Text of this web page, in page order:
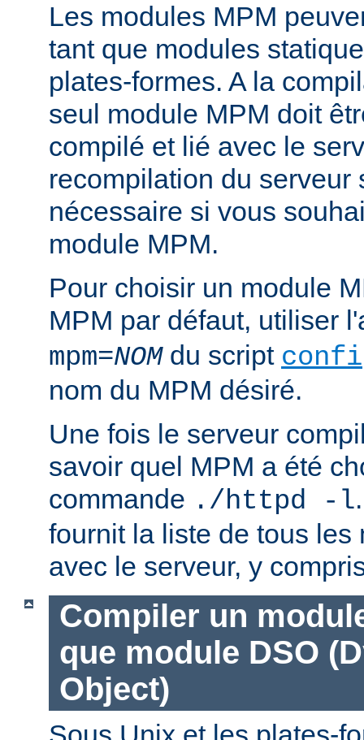
Les modules MPM
tant que modules
plates-formes. A la
seul module MPM doit
compilé et lié avec le
recompilation du serveur
nécessaire si vous
module MPM.
Pour choisir un module
MPM par défaut, utiliser
mpm=NOMdu script
nom du MPM désiré.
Une fois le serveur
savoir quel MPM a été
commande ./httpd -l
fournit la liste de tous les
avec le serveur, y
Compiler un
que module DSO
Object)